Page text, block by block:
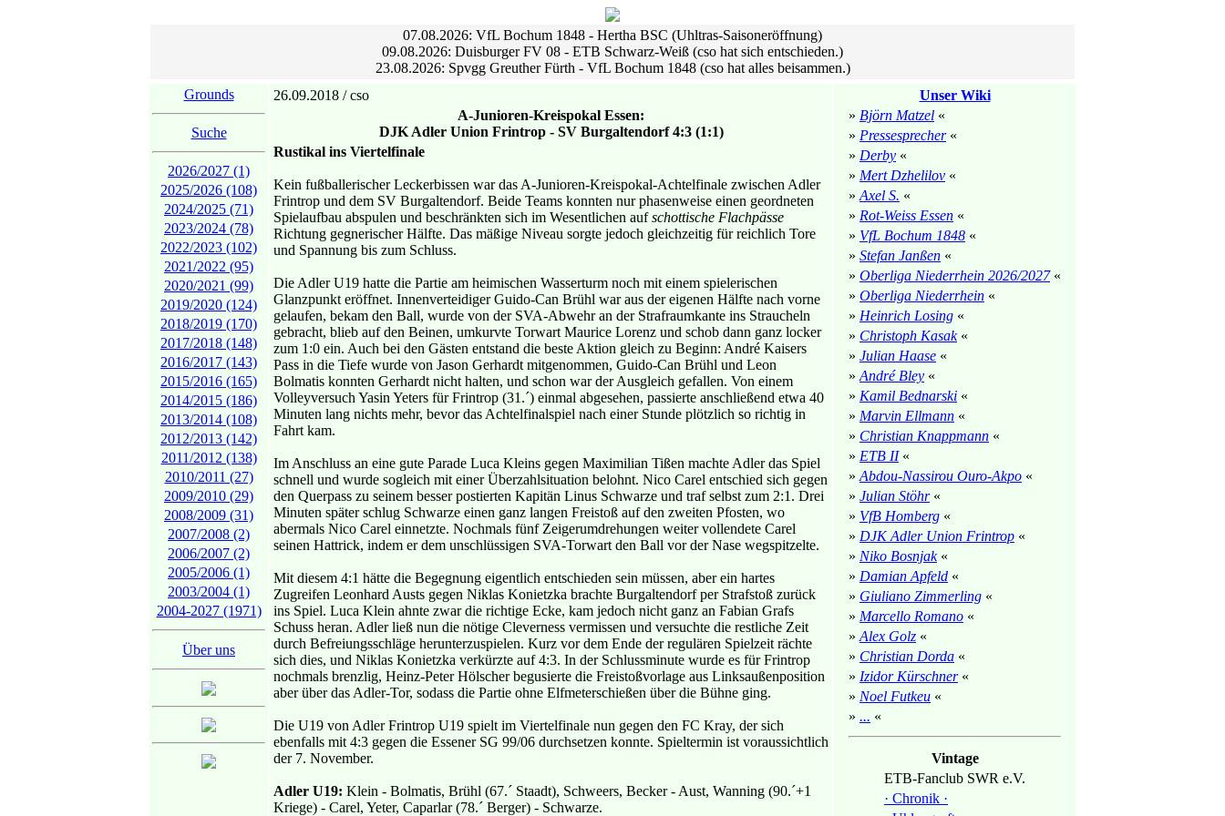
07.08.2026: VfL Bochum 1848 - Hertha BSC (Uhltras-Saisoneröffnung)
09.08.2026: Duisburger FV 08 - ETB Schwarz-Weiß (cso hat sich entschieden.)
23.08.2026: Spvgg Greuther Fürth - VfL Bochum 1848 (cso hat alles beisammen.)
Grounds
Suche
2026/2027 (1)
2025/2026 (108)
2024/2025 (71)
2023/2024 (78)
2022/2023 (102)
2021/2022 (95)
2020/2021 (99)
2019/2020 (124)
2018/2019 (170)
2017/2018 (148)
2016/2017 (143)
2015/2016 (165)
2014/2015 (186)
2013/2014 (108)
2012/2013 (142)
2011/2012 (138)
2010/2011 (27)
2009/2010 (29)
2008/2009 (31)
2007/2008 (2)
2006/2007 (2)
2005/2006 (1)
2003/2004 (1)
2004-2027 (1971)
Über uns
26.09.2018 / cso
A-Junioren-Kreispokal Essen:
DJK Adler Union Frintrop - SV Burgaltendorf 4:3 (1:1)
Rustikal ins Viertelfinale
Kein fußballerischer Leckerbissen war das A-Junioren-Kreispokal-Achtelfinale zwischen Adler
Frintrop und dem SV Burgaltendorf. Beide Teams konnten nur phasenweise einen geordneten
Spielaufbau abspulen und beschränkten sich im Wesentlichen aufschottische Flachpässe
Richtung gegnerischer Hälfte. Das mäßige Niveau sorgte jedoch gleichzeitig für reichlich Tore
und Spannung bis zum Schluss.
Die Adler U19 hatte die Partie am heimischen Wasserturm noch mit einem spielerischen
Glanzpunkt eröffnet. Innenverteidiger Guido-Can Brühl war aus der eigenen Hälfte nach vorne
gelaufen, bekam den Ball, wurde von der SVA-Abwehr an der Strafraumkante ins Straucheln
gebracht, blieb auf den Beinen, umkurvte Torwart Maurice Lorenz und schob dann ganz locker
zum 1:0 ein. Auch bei den Gästen entstand die beste Aktion gleich zu Beginn: André Kaisers
Pass in die Tiefe wurde von Jason Gerhardt mitgenommen, Guido-Can Brühl und Leon
Bolmatis konnten Gerhardt nicht halten, und schon war der Ausgleich gefallen. Von einem
Volleyversuch Yasin Yeters für Frintrop (31.´) einmal abgesehen, passierte anschließend etwa 40
Minuten lang nichts mehr, bevor das Achtelfinalspiel nach einer Stunde plötzlich so richtig in
Fahrt kam.
Im Anschluss an eine gute Parade Luca Kleins gegen Maximilian Tißen machte Adler das Spiel
schnell und wurde sogleich mit einer Überzahlsituation belohnt. Nico Carel entschied sich gegen
den Querpass zu seinem besser postierten Kapitän Linus Schwarze und traf selbst zum 2:1. Drei
Minuten später schlug Schwarze einen ganz langen Freistoß auf den zweiten Pfosten, wo
abermals Nico Carel einnetzte. Nochmals fünf Zeigerumdrehungen weiter vollendete Carel
seinen Hattrick, indem er dem unschlüssigen SVA-Torwart den Ball vor der Nase wegspitzelte.
Mit diesem 4:1 hätte die Begegnung eigentlich entschieden sein müssen, aber ein hartes
Zugreifen Leonhard Austs gegen Niklas Konietzka brachte Burgaltendorf per Strafstoß zurück
ins Spiel. Luca Klein ahnte zwar die richtige Ecke, kam jedoch nicht ganz an Fabian Grafs
Schuss heran. Adler ließ nun die nötige Cleverness vermissen und versuchte die restliche Zeit
durch Befreiungsschläge herunterzuspielen. Kurz vor dem Ende der regulären Spielzeit rächte
sich dies, und Niklas Konietzka verkürzte auf 4:3. In der Schlussminute wurde es für Frintrop
nochmals brenzlig, Heinz-Peter Hölscher begusierte die Freistoßvorlage aus Linksaußenposition
aber über das Adler-Tor, sodass die Partie ohne Elfmeterschießen über die Bühne ging.
Die U19 von Adler Frintrop U19 spielt im Viertelfinale nun gegen den FC Kray, der sich
ebenfalls mit 4:3 gegen die Essener SG 99/06 durchsetzen konnte. Spieltermin ist voraussichtlich
der 7. November.
Adler U19: Klein - Bolmatis, Brühl (67.´ Staadt), Schweers, Becker - Aust, Wanning (90.´+1
Kriege) - Carel, Yeter, Caparlar (78.´ Berger) - Schwarze.
Unser Wiki
» Björn Matzel «
» Pressesprecher«
» Derby «
» Mert Dzhelilov «
» Axel S. «
» Rot-Weiss Essen «
» VfL Bochum 1848 «
» Stefan Janßen «
» Oberliga Niederrhein 2026/2027«
» Oberliga Niederrhein «
» Heinrich Losing «
» Christoph Kasak«
» Julian Haase «
» André Bley «
» Kamil Bednarski «
» Marvin Ellmann «
» Christian Knappmann «
» ETB II«
» Abdou-Nassirou Ouro-Akpo «
» Julian Stöhr«
» VfB Homberg «
» DJK Adler Union Frintrop «
» Niko Bosnjak«
» Damian Apfeld «
» Giuliano Zimmerling «
» Marcello Romano «
» Alex Golz «
» Christian Dorda «
» Izidor Kürschner«
» Noel Futkeu «
» ... «
Vintage
ETB-Fanclub SWR e.V.
· Chronik ·